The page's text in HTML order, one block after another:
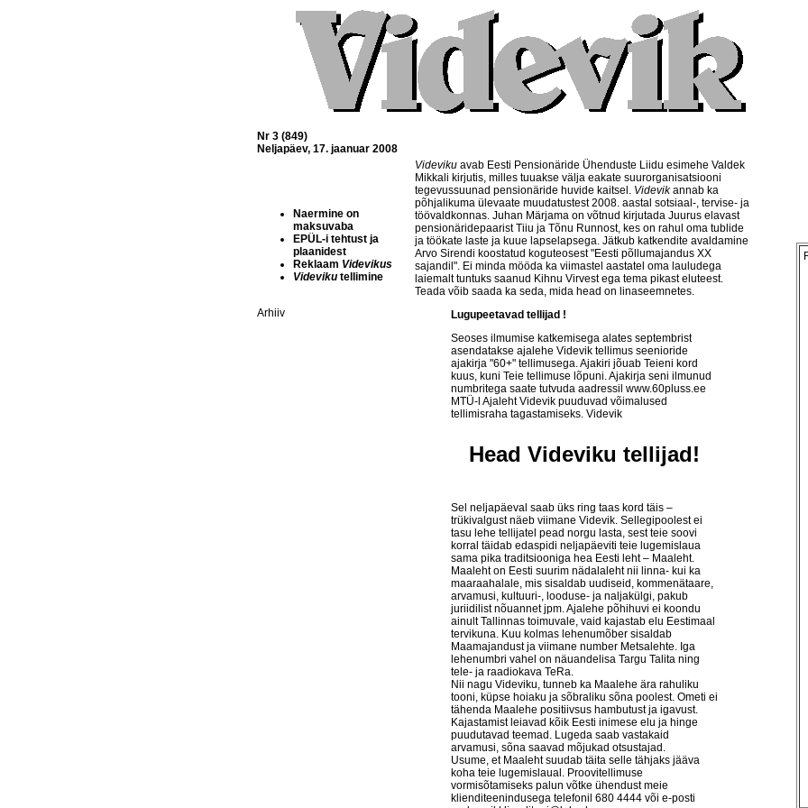
Nr 3 (849)
Neljapäev, 17. jaanuar 2008
Naermine on
maksuvaba
EPÜL-i tehtust ja
plaanidest
Reklaam Videvikus
Videviku tellimine
Arhiiv
Videviku avab Eesti Pensionäride Ühenduste Liidu esimehe Valdek
Mikkali kirjutis, milles tuuakse välja eakate suurorganisatsiooni
tegevussuunad pensionäride huvide kaitsel. Videvikannab ka
põhjalikuma ülevaate muudatustest 2008. aastal sotsiaal-, tervise- ja
töövaldkonnas. Juhan Märjama on võtnud kirjutada Juurus elavast
pensionäridepaarist Tiiu ja Tõnu Runnost, kes on rahul oma tublide
ja töökate laste ja kuue lapselapsega. Jätkub katkendite avaldamine
Arvo Sirendi koostatud koguteosest "Eesti põllumajandus XX
sajandil". Ei minda mööda ka viimastel aastatel oma lauludega
laiemalt tuntuks saanud Kihnu Virvest ega tema pikast eluteest.
Teada võib saada ka seda, mida head on linaseemnetes.
Lugupeetavad tellijad !
Seoses ilmumise katkemisega alates septembrist
asendatakse ajalehe Videvik tellimus seenioride
ajakirja "60+" tellimusega. Ajakiri jõuab Teieni kord
kuus, kuni Teie tellimuse lõpuni. Ajakirja seni ilmunud
numbritega saate tutvuda aadressil www.60pluss.ee
MTÜ-l Ajaleht Videvik puuduvad võimalused
tellimisraha tagastamiseks. Videvik
Head Videviku tellijad!
Sel neljapäeval saab üks ring taas kord täis –
trükivalgust näeb viimane Videvik. Sellegipoolest ei
tasu lehe tellijatel pead norgu lasta, sest teie soovi
korral täidab edaspidi neljapäeviti teie lugemislaua
sama pika traditsiooniga hea Eesti leht – Maaleht.
Maaleht on Eesti suurim nädalaleht nii linna- kui ka
maaraahalale, mis sisaldab uudiseid, kommenätaare,
arvamusi, kultuuri-, looduse- ja naljakülgi, pakub
juriidilist nõuannet jpm. Ajalehe põhihuvi ei koondu
ainult Tallinnas toimuvale, vaid kajastab elu Eestimaal
tervikuna. Kuu kolmas lehenumõber sisaldab
Maamajandust ja viimane number Metsalehte. Iga
lehenumbri vahel on näuandelisa Targu Talita ning
tele- ja raadiokava TeRa.
Nii nagu Videviku, tunneb ka Maalehe ära rahuliku
tooni, küpse hoiaku ja sõbraliku sõna poolest. Ometi ei
tähenda Maalehe positiivsus hambutust ja igavust.
Kajastamist leiavad kõik Eesti inimese elu ja hinge
puudutavad teemad. Lugeda saab vastakaid
arvamusi, sõna saavad mõjukad otsustajad.
Usume, et Maaleht suudab täita selle tähjaks jääva
koha teie lugemislaual. Proovitellimuse
vormisõtamiseks palun võtke ühendust meie
klienditeenindusega telefonil 680 4444 või e-posti